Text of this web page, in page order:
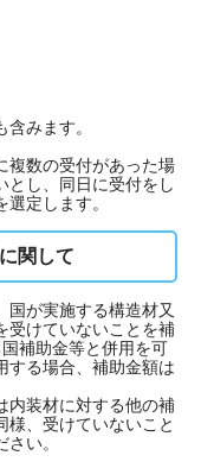
みます。
複数の受付があった場
とし、同日に受付をし
定します。
関して
国が実施する構造材又
受けていないことを補
補助金等と併用を可
する場合、補助金額は
内装材に対する他の補
様、受けていないこと
い。